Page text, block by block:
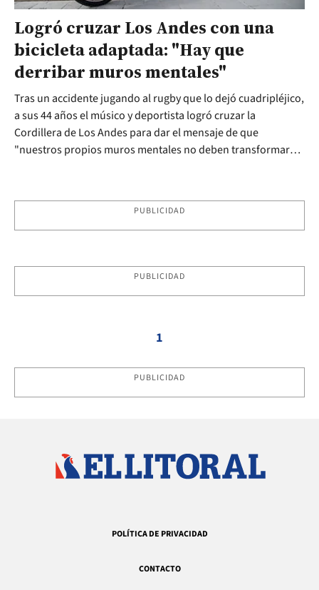
Logró cruzar Los Andes con una
bicicleta adaptada: "Hay que
derribar muros mentales"
Tras un accidente jugando al rugby que lo dejó cuadripléjico,
a sus 44 años el músico y deportista logró cruzar la
Cordillera de Los Andes para dar el mensaje de que
"nuestros propios muros mentales no deben transformar
PUBLICIDAD
PUBLICIDAD
1
PUBLICIDAD
POLÍTICA DE PRIVACIDAD
CONTACTO